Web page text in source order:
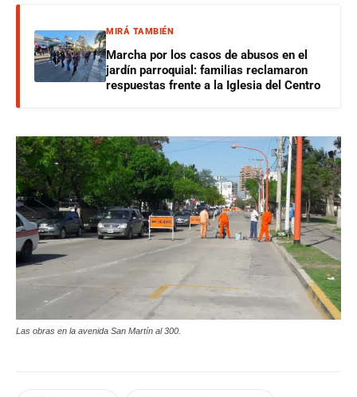
MIRÁ TAMBIÉN
Marcha por los casos de abusos en el
jardín parroquial: familias reclamaron
respuestas frente a la Iglesia del Centro
Las obras en la avenida San Martín al 300.